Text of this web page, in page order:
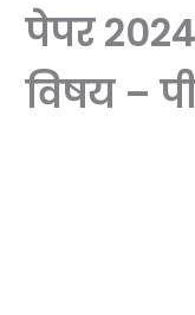
पेपर
विषय –